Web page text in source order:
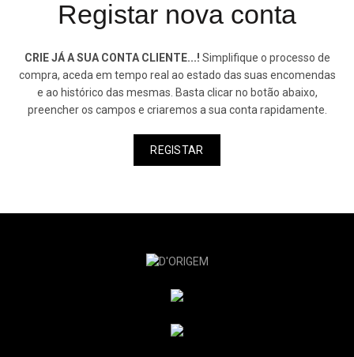
Registar nova conta
CRIE JÁ A SUA CONTA CLIENTE...! Simplifique o processo de
compra, aceda em tempo real ao estado das suas encomendas
e ao histórico das mesmas. Basta clicar no botão abaixo,
preencher os campos e criaremos a sua conta rapidamente.
REGISTAR